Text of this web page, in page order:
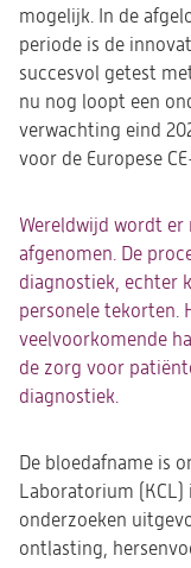
mogelijk. In de
periode is de
succesvol getest
nu nog loopt een
verwachting eind
voor de Europese
Wereldwijd wordt er
afgenomen. De
diagnostiek, echter
personele tekorten.
veelvoorkomende
de zorg voor
diagnostiek.
De bloedafname is
Laboratorium (KCL)
onderzoeken
ontlasting,